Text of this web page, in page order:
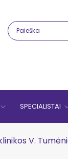
SPECIALISTAI
V.